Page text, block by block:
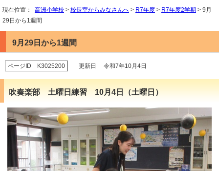
現在位置： 高洲小学校 > 校長室からみなさんへ > R7年度 > R7年度2学期 > 9月
29日から1週間
9月29日から1週間
ページID K3025200 更新日 令和7年10月4日
吹奏楽部 土曜日練習 10月4日（土曜日）